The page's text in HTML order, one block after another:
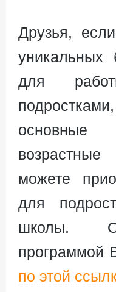
Друзья,
уникальных
для
можете
для
школы.
программой
по этой